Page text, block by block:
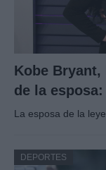
Kobe
de la
La esposa de la
DEPORTES